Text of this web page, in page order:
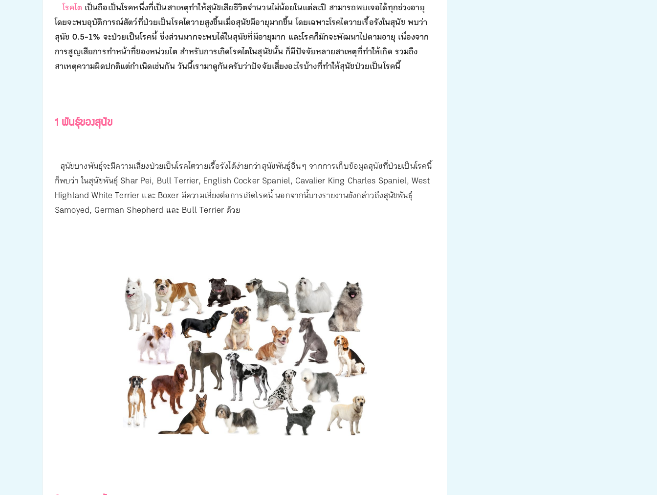
โรคไต เป็นถือเป็นโรคหนึ่งที่เป็นสาเหตุทำให้สุนัขเสียชีวิตจำนวนไม่น้อยในแต่ละปี สามารถพบเจอได้ทุกช่วงอายุ
โดยจะพบอุบัติการณ์สัตว์ที่ป่วยเป็นโรคไตวายสูงขึ้นเมื่อสุนัขมีอายุมากขึ้น โดยเฉพาะโรคไตวายเรื้อรังในสุนัข พบว่า
สุนัข 0.5-1% จะป่วยเป็นโรคนี้ ซึ่งส่วนมากจะพบได้ในสุนัขที่มีอายุมาก และโรคก็มักจะพัฒนาไปตามอายุ เนื่องจาก
การสูญเสียการทำหน้าที่ของหน่วยไต สำหรับการเกิดโรคไตในสุนัขนั้น ก็มีปัจจัยหลายสาเหตุที่ทำให้เกิด รวมถึง
สาเหตุความผิดปกติแต่กำเนิดเช่นกัน วันนี้เรามาดูกันครับว่าปัจจัยเสี่ยงอะไรบ้างที่ทำให้สุนัขป่วยเป็นโรคนี้
1 พันธุ์ของสุนัข
สุนัขบางพันธุ์จะมีความเสี่ยงป่วยเป็นโรคไตวายเรื้อรังได้ง่ายกว่าสุนัขพันธุ์อื่น ๆ จากการเก็บข้อมูลสุนัขที่ป่วยเป็นโรคนี้
ก็พบว่า ในสุนัขพันธุ์ Shar Pei, Bull Terrier, English Cocker Spaniel, Cavalier King Charles Spaniel, West
Highland White Terrier และ Boxer มีความเสี่ยงต่อการเกิดโรคนี้ นอกจากนี้บางรายงานยังกล่าวถึงสุนัขพันธุ์
Samoyed, German Shepherd และ Bull Terrier ด้วย